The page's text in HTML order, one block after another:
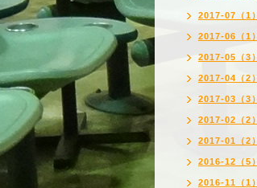
2017-07（1）
2017-06（1）
2017-05（3）
2017-04（2）
2017-03（3）
2017-02（2）
2017-01（2）
2016-12（5）
2016-11（1）